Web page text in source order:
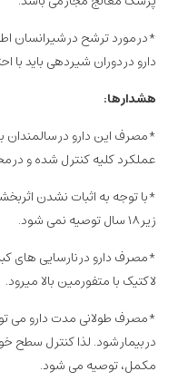
*در مورد ترشح در شیرانسان
دارو در دوران شیردهی باید با
هشدارها:
عملکرد کلیه کنترل شده و در
*با توجه به اثبات نشدن
زیر ۱۸ سال توصیه نمی شود.
*مصرف دارو در نارسایی های
لاکتیک با متفورمین بالا میرود.
در بیمار شود. لذا کنترل سطح
مکمل، توصیه می شود.